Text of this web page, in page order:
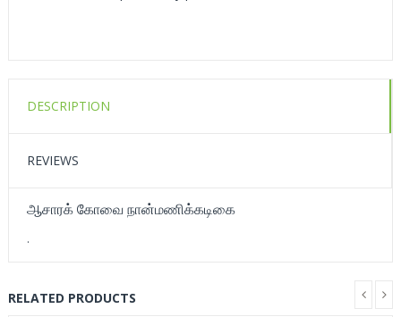
DESCRIPTION
REVIEWS
ஆசாரக் கோவை நான்மணிக்கடிகை
.
RELATED PRODUCTS